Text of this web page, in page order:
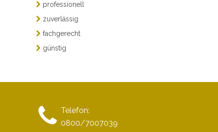
professionell
zuverlässig
fachgerecht
günstig
Telefon:
0800/7007039